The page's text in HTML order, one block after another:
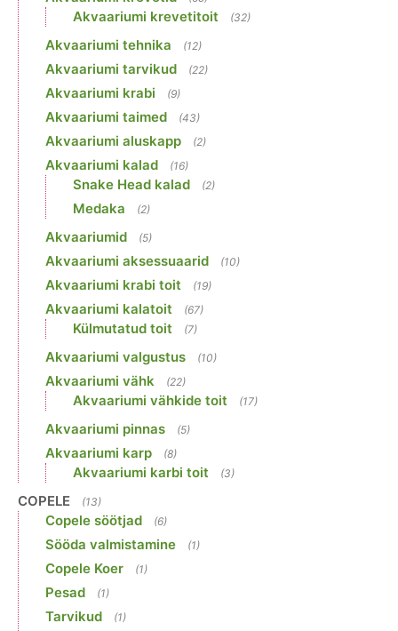
Akvaariumi krevetitoit (32)
Akvaariumi tehnika (12)
Akvaariumi tarvikud (22)
Akvaariumi krabi (9)
Akvaariumi taimed (43)
Akvaariumi aluskapp (2)
Akvaariumi kalad (16)
Snake Head kalad (2)
Medaka (2)
Akvaariumid (5)
Akvaariumi aksessuaarid (10)
Akvaariumi krabi toit (19)
Akvaariumi kalatoit (67)
Külmutatud toit (7)
Akvaariumi valgustus (10)
Akvaariumi vähk (22)
Akvaariumi vähkide toit (17)
Akvaariumi pinnas (5)
Akvaariumi karp (8)
Akvaariumi karbi toit (3)
COPELE (13)
Copele söötjad (6)
Sööda valmistamine (1)
Copele Koer (1)
Pesad (1)
Tarvikud (1)